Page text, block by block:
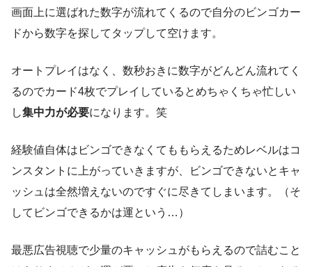
画面上に選ばれた数字が流れてくるので自分のビンゴカー
ドから数字を探してタップして空けます。
オートプレイはなく、数秒おきに数字がどんどん流れてく
るのでカード4枚でプレイしているとめちゃくちゃ忙しい
し集中力が必要になります。笑
経験値自体はビンゴできなくてももらえるためレベルはコ
ンスタントに上がっていきますが、ビンゴできないとキャ
ッシュは全然増えないのですぐに尽きてしまいます。（そ
してビンゴできるかは運という…）
最悪広告視聴で少量のキャッシュがもらえるので詰むこと